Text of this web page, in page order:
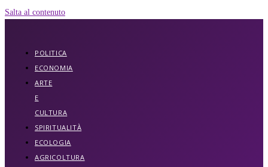
Salta al contenuto
POLITICA
ECONOMIA
ARTE
E
CULTURA
SPIRITUALITÀ
ECOLOGIA
AGRICOLTURA